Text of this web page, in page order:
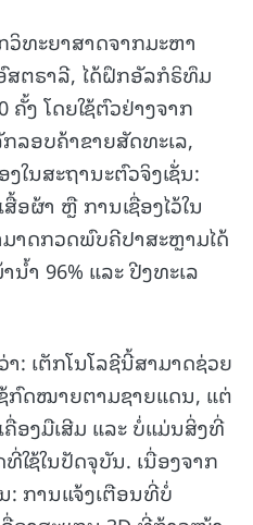
ທະຍາສາດຈາກມະຫາ
ສຕຣາລີ, ໄດ້ຝຶກອັລກໍຣິທຶມ
ງ ໂດຍໃຊ້ຕົວຢ່າງຈາກ
ລອບຄ້າຂາຍສັດທະເລ,
ໃນສະຖານະຕົວຈິງເຊັ່ນ:
ອຜ້າ ຫຼື ການເຊື່ອງໄວ້ໃນ
າດກວດພົບຄີປາສະຫຼາມໄດ້
ຳ 96% ແລະ ປີງທະເລ
: ເຕັກໂນໂລຊີນີ້ສາມາດຊ່ວຍ
ດໝາຍຕາມຊາຍແດນ, ແຕ່
ອງມືເສີມ ແລະ ບໍ່ແມ່ນສິ່ງທີ່
ໃຊ້ໃນປັດຈຸບັນ. ເນື່ອງຈາກ
: ການແຈ້ງເຕືອນທີ່ບໍ່